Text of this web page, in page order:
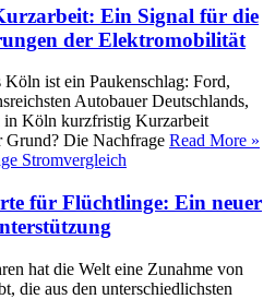
Ein Signal für die
der Elektromobilität
ist ein Paukenschlag: Ford,
Autobauer Deutschlands,
in Köln kurzfristig Kurzarbeit
Grund? Die Nachfrage Read More »
für Flüchtlinge: Ein neuer
hat die Welt eine Zunahme von
die aus den unterschiedlichsten